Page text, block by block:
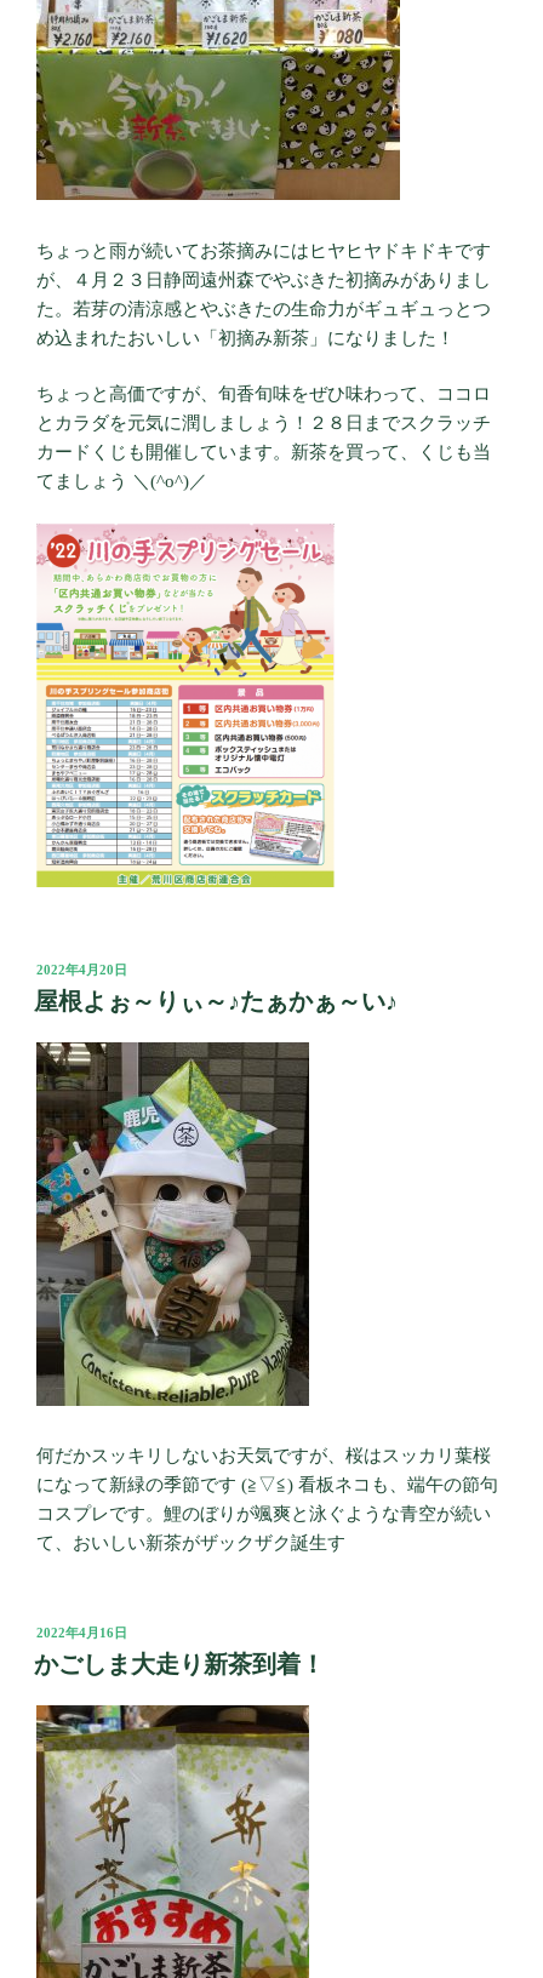
ちょっと雨が続いてお茶摘みにはヒヤヒヤドキドキです
が、４月２３日静岡遠州森でやぶきた初摘みがありまし
た。若芽の清涼感とやぶきたの生命力がギュギュっとつ
め込まれたおいしい「初摘み新茶」になりました！
ちょっと高価ですが、旬香旬味をぜひ味わって、ココロ
とカラダを元気に潤しましょう！２８日までスクラッチ
カードくじも開催しています。新茶を買って、くじも当
てましょう ＼(^o^)／
投
稿
日:
2022年4月20日
屋根よぉ～りぃ～♪たぁかぁ～い♪
何だかスッキリしないお天気ですが、桜はスッカリ葉桜
になって新緑の季節です (≧▽≦) 看板ネコも、端午の節句
コスプレです。鯉のぼりが颯爽と泳ぐような青空が続い
て、おいしい新茶がザックザク誕生す
投
稿
日:
2022年4月16日
かごしま大走り新茶到着！